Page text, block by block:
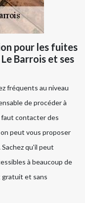
pour les fuites
Barrois et ses
fréquents au niveau
de procéder à
faut contacter des
peut vous proposer
qu'il peut
à beaucoup de
gratuit et sans